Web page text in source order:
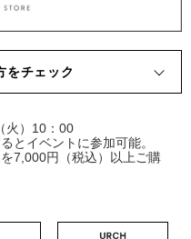
をチェック
火）10：00
とイベントに参加可能。
7,000円（税込）以上ご購